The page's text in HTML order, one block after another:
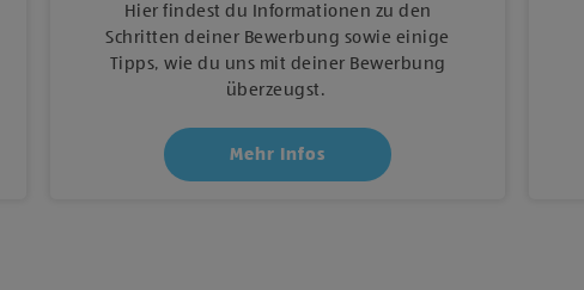
Hier findest du Informationen zu den
Schritten deiner Bewerbung sowie einige
Tipps, wie du uns mit deiner Bewerbung
überzeugst.
Mehr Infos